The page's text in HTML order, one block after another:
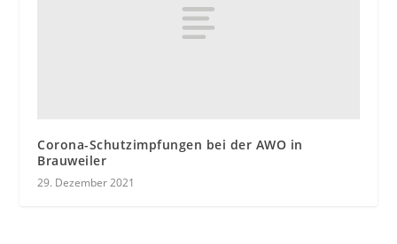
Corona-Schutzimpfungen bei der AWO in
Brauweiler
29. Dezember 2021